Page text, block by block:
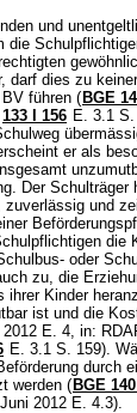
und
die
darf dies zu
führen ( BGE
133 I 156 E. 3.1
er als
Der Schulträger
und
die
oder
zu, die
Kinder
ist und die
E. 4, in:
E. 3.1 S. 159).
durch
werden ( BGE
2012 E. 4.3).